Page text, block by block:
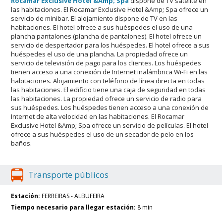
las habitaciones. El Rocamar Exclusive Hotel &Amp; Spa ofrece un
servicio de minibar. El alojamiento dispone de TV en las
habitaciones. El hotel ofrece a sus huéspedes el uso de una
plancha pantalones (plancha de pantalones). El hotel ofrece un
servicio de despertador para los huéspedes. El hotel ofrece a sus
huéspedes el uso de una plancha. La propiedad ofrece un
servicio de televisión de pago para los clientes. Los huéspedes
tienen acceso a una conexión de Internet inalámbrica Wi-Fi en las
habitaciones. Alojamiento con teléfono de línea directa en todas
las habitaciones. El edificio tiene una caja de seguridad en todas
las habitaciones. La propiedad ofrece un servicio de radio para
sus huéspedes. Los huéspedes tienen acceso a una conexión de
Internet de alta velocidad en las habitaciones. El Rocamar
Exclusive Hotel &Amp; Spa ofrece un servicio de películas. El hotel
ofrece a sus huéspedes el uso de un secador de pelo en los
baños.
Transporte públicos
Estación: FERREIRAS - ALBUFEIRA
Tiempo necesario para llegar estación: 8 min